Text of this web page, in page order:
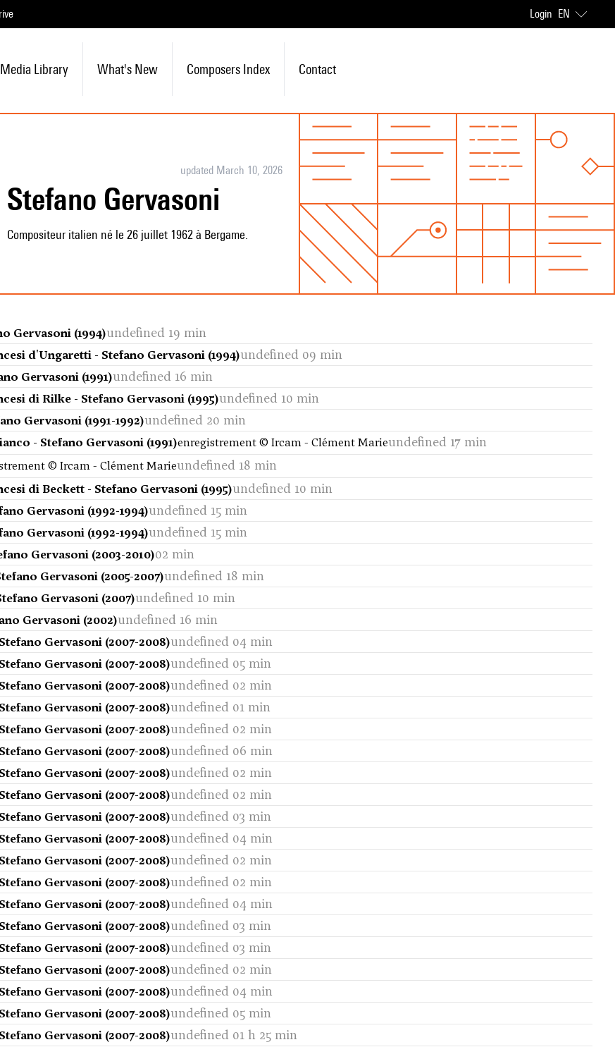
Login EN
Media Library What's New Composers Index Contact
updated March 10, 2026
Stefano Gervasoni
Compositeur italien né le 26 juillet 1962 à Bergame.
Gervasoni (1994)undefined 19 min
d'Ungaretti - Stefano Gervasoni (1994)undefined 09 min
Gervasoni (1991)undefined 16 min
di Rilke - Stefano Gervasoni (1995)undefined 10 min
Gervasoni (1991-1992)undefined 20 min
- Stefano Gervasoni (1991)enregistrement © Ircam - Clément Marieundefined 17 min
© Ircam - Clément Marieundefined 18 min
di Beckett - Stefano Gervasoni (1995)undefined 10 min
Gervasoni (1992-1994)undefined 15 min
Gervasoni (1992-1994)undefined 15 min
Gervasoni (2003-2010)02 min
Gervasoni (2005-2007)undefined 18 min
Gervasoni (2007)undefined 10 min
Gervasoni (2002)undefined 16 min
Gervasoni (2007-2008)undefined 04 min
Gervasoni (2007-2008)undefined 05 min
Gervasoni (2007-2008)undefined 02 min
Gervasoni (2007-2008)undefined 01 min
Gervasoni (2007-2008)undefined 02 min
Gervasoni (2007-2008)undefined 06 min
Gervasoni (2007-2008)undefined 02 min
Gervasoni (2007-2008)undefined 02 min
Gervasoni (2007-2008)undefined 03 min
Gervasoni (2007-2008)undefined 04 min
Gervasoni (2007-2008)undefined 02 min
Gervasoni (2007-2008)undefined 02 min
Gervasoni (2007-2008)undefined 04 min
Gervasoni (2007-2008)undefined 03 min
Gervasoni (2007-2008)undefined 03 min
Gervasoni (2007-2008)undefined 02 min
Gervasoni (2007-2008)undefined 04 min
Gervasoni (2007-2008)undefined 05 min
Gervasoni (2007-2008)undefined 01 h 25 min